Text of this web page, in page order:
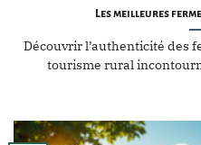
Les meilleures
Découvrir l’authenticité des
tourisme rural